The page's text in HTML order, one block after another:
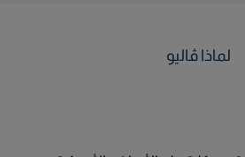
لماذا ڤاليو